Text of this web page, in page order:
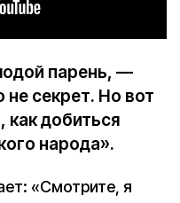
парень, —
секрет. Но вот
как добиться
народа».
«Смотрите, я